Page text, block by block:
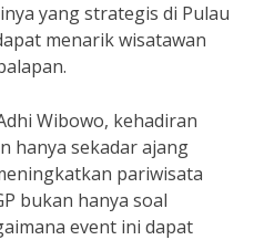
yang strategis di Pulau
menarik wisatawan
Wibowo, kehadiran
hanya sekadar ajang
pariwisata
bukan hanya soal
event ini dapat